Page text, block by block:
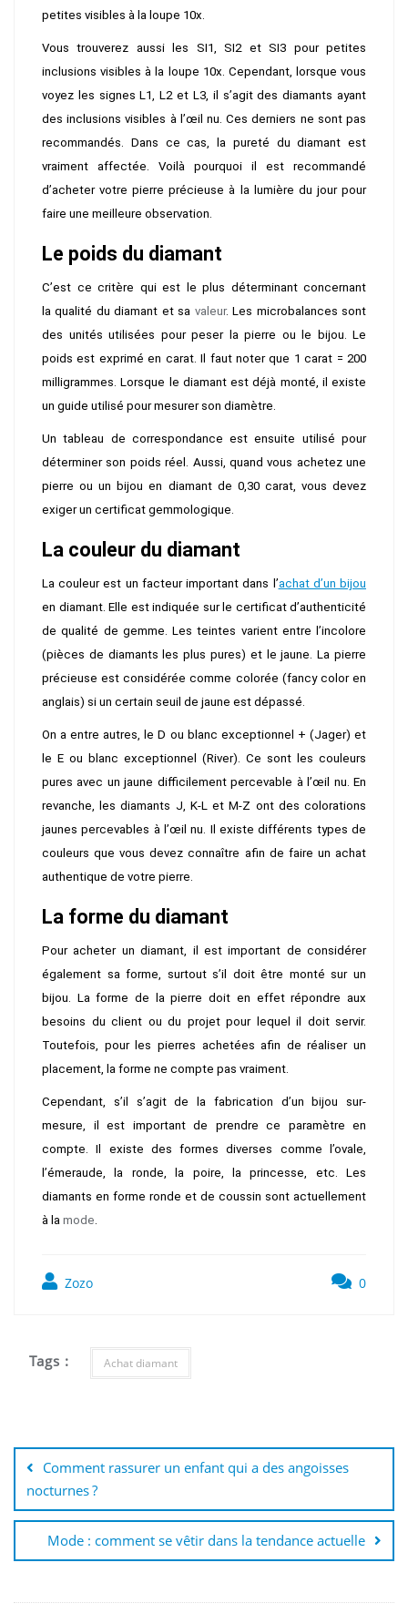
petites visibles à la loupe 10x.
Vous trouverez aussi les SI1, SI2 et SI3 pour petites
inclusions visibles à la loupe 10x. Cependant, lorsque vous
voyez les signes L1, L2 et L3, il s’agit des diamants ayant
des inclusions visibles à l’œil nu. Ces derniers ne sont pas
recommandés. Dans ce cas, la pureté du diamant est
vraiment affectée. Voilà pourquoi il est recommandé
d’acheter votre pierre précieuse à la lumière du jour pour
faire une meilleure observation.
Le poids du diamant
C’est ce critère qui est le plus déterminant concernant
la qualité du diamant et sa valeur. Les microbalances sont
des unités utilisées pour peser la pierre ou le bijou. Le
poids est exprimé en carat. Il faut noter que 1 carat = 200
milligrammes. Lorsque le diamant est déjà monté, il existe
un guide utilisé pour mesurer son diamètre.
Un tableau de correspondance est ensuite utilisé pour
déterminer son poids réel. Aussi, quand vous achetez une
pierre ou un bijou en diamant de 0,30 carat, vous devez
exiger un certificat gemmologique.
La couleur du diamant
La couleur est un facteur important dans l’achat d’un bijou
en diamant. Elle est indiquée sur le certificat d’authenticité
de qualité de gemme. Les teintes varient entre l’incolore
(pièces de diamants les plus pures) et le jaune. La pierre
précieuse est considérée comme colorée (fancy color en
anglais) si un certain seuil de jaune est dépassé.
On a entre autres, le D ou blanc exceptionnel + (Jager) et
le E ou blanc exceptionnel (River). Ce sont les couleurs
pures avec un jaune difficilement percevable à l’œil nu. En
revanche, les diamants J, K-L et M-Z ont des colorations
jaunes percevables à l’œil nu. Il existe différents types de
couleurs que vous devez connaître afin de faire un achat
authentique de votre pierre.
La forme du diamant
Pour acheter un diamant, il est important de considérer
également sa forme, surtout s’il doit être monté sur un
bijou. La forme de la pierre doit en effet répondre aux
besoins du client ou du projet pour lequel il doit servir.
Toutefois, pour les pierres achetées afin de réaliser un
placement, la forme ne compte pas vraiment.
Cependant, s’il s’agit de la fabrication d’un bijou sur-
mesure, il est important de prendre ce paramètre en
compte. Il existe des formes diverses comme l’ovale,
l’émeraude, la ronde, la poire, la princesse, etc. Les
diamants en forme ronde et de coussin sont actuellement
à la mode.
Zozo 0
Tags : Achat diamant
de
l’article
Comment rassurer un enfant qui a des angoisses
nocturnes ?
Mode : comment se vêtir dans la tendance actuelle